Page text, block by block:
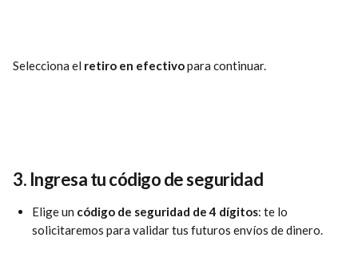
Selecciona el retiro en efectivo para continuar.
3. Ingresa tu código de seguridad
Elige un código de seguridad de 4 dígitos: te lo
solicitaremos para validar tus futuros envíos de dinero.